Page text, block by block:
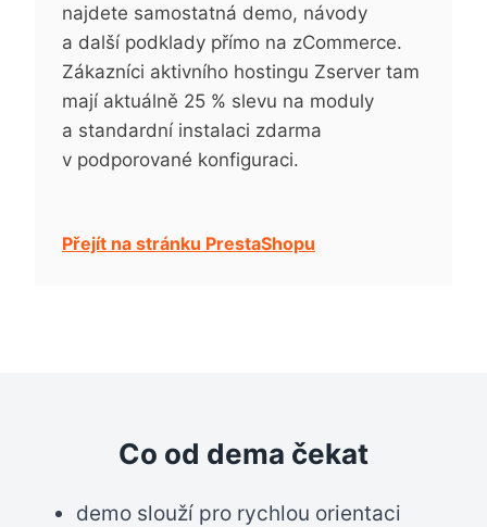
najdete samostatná demo, návody
a další podklady přímo na zCommerce.
Zákazníci aktivního hostingu Zserver tam
mají aktuálně 25 % slevu na moduly
a standardní instalaci zdarma
v podporované konfiguraci.
Přejít na stránku PrestaShopu
Co od dema čekat
demo slouží pro rychlou orientaci